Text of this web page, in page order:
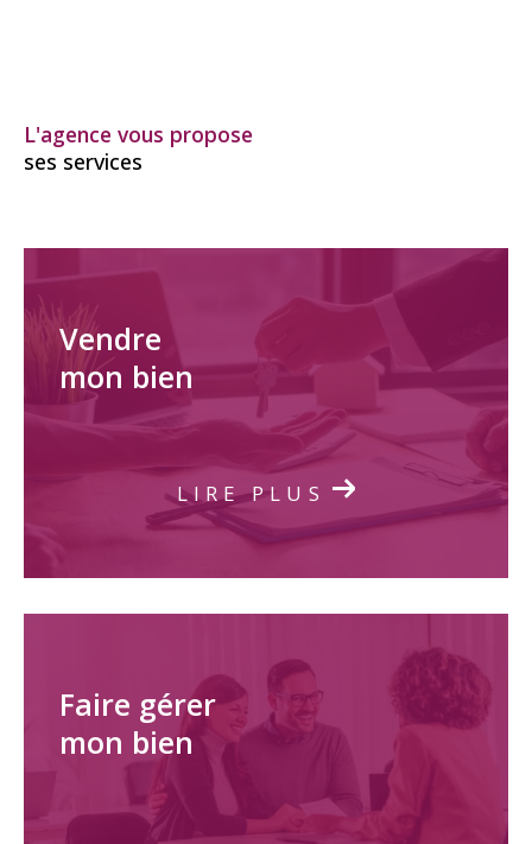
L'agence vous propose
ses services
Vendre
mon bien
LIRE PLUS
Faire gérer
mon bien